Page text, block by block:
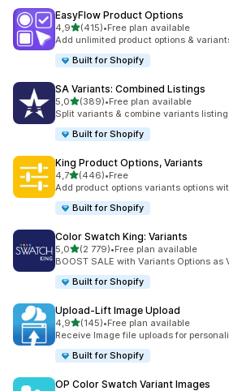
EasyFlow Product Options
4,9/ 5 tähteä
(415)
415 arvostelua yhteensä
•Free plan available
Add unlimited product options &
Built for Shopify
SA Variants: Combined Listings
5,0/ 5 tähteä
(389)
389 arvostelua yhteensä
•Free plan available
Split variants & combine variants
Built for Shopify
King Product Options, Variants
4,7/ 5 tähteä
(446)
446 arvostelua yhteensä
•Free
Add product options variants options
Built for Shopify
Color Swatch King: Variants
5,0/ 5 tähteä
(2 779)
2779 arvostelua yhteensä
•Free plan available
BOOST SALE with Variants Options as
Built for Shopify
Upload‑Lift Image Upload
4,9/ 5 tähteä
(145)
145 arvostelua yhteensä
•Free plan available
Receive Image file uploads for
Built for Shopify
OP Color Swatch Variant Images